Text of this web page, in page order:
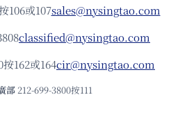
106或107sales@nysingtao.com
classified@nysingtao.com
按162或164cir@nysingtao.com
部 212-699-3800按111